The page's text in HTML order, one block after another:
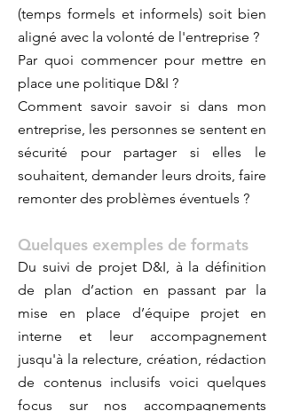
(temps formels et informels) soit bien
aligné avec la volonté de l'entreprise ?
Par quoi commencer pour mettre en
place une politique D&I ?
Comment savoir savoir si dans mon
entreprise, les personnes se sentent en
sécurité pour partager si elles le
souhaitent, demander leurs droits, faire
remonter des problèmes éventuels ?
Quelques exemples de formats
Du suivi de projet D&I, à la définition
de plan d’action en passant par la
mise en place d’équipe projet en
interne et leur accompagnement
jusqu'à la relecture, création, rédaction
de contenus inclusifs voici quelques
focus sur nos accompagnements